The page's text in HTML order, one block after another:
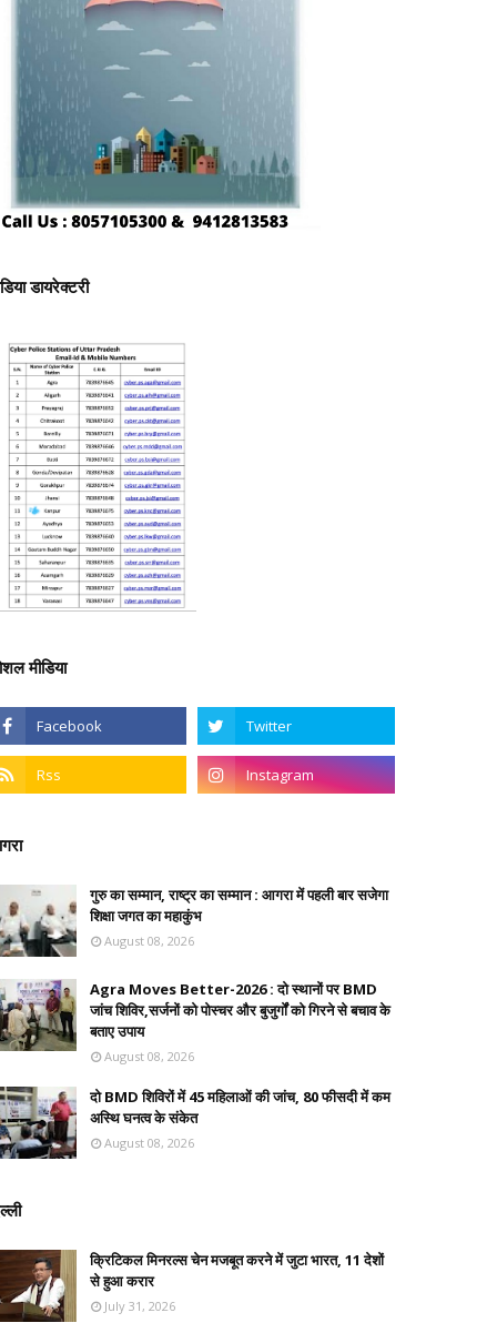
डायरेक्टरी
मीडिया
गुरु का सम्मान, राष्ट्र का सम्मान : आगरा में पहली बार सजेगा
शिक्षा जगत का महाकुंभ
August 08, 2026
Agra Moves Better-2026 : दो स्थानों पर BMD
जांच शिविर,सर्जनों को पोस्चर और बुजुर्गों को गिरने से बचाव के
बताए उपाय
August 08, 2026
दो BMD शिविरों में 45 महिलाओं की जांच, 80 फीसदी में कम
अस्थि घनत्व के संकेत
August 08, 2026
क्रिटिकल मिनरल्स चेन मजबूत करने में जुटा भारत, 11 देशों
से हुआ करार
July 31, 2026